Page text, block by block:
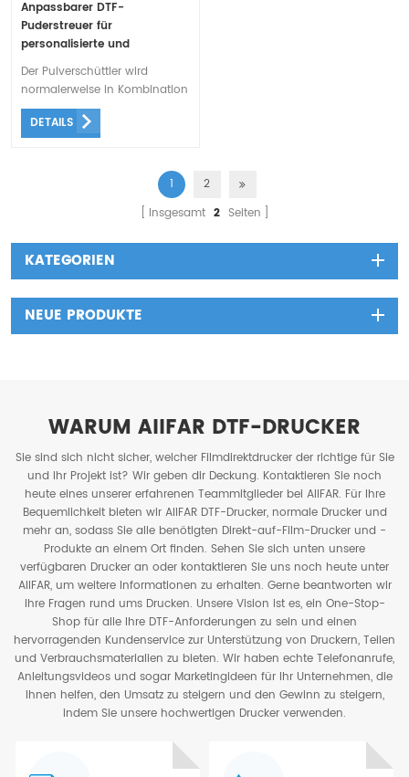
Anpassbarer DTF-
Puderstreuer für
personalisierte und
einzigartige Drucke
Der Pulverschüttler wird
normalerweise in Kombination
mit einem DTF-Drucker und
einer Heißpresse verwendet,
DETAILS
1
2
Insgesamt 2 Seiten
KATEGORIEN
NEUE PRODUKTE
WARUM AIIFAR DTF-DRUCKER
Sie sind sich nicht sicher, welcher Filmdirektdrucker der richtige für Sie
und Ihr Projekt ist? Wir geben dir Deckung. Kontaktieren Sie noch
heute eines unserer erfahrenen Teammitglieder bei AIIFAR. Für Ihre
Bequemlichkeit bieten wir AIIFAR DTF-Drucker, normale Drucker und
mehr an, sodass Sie alle benötigten Direkt-auf-Film-Drucker und -
Produkte an einem Ort finden. Sehen Sie sich unten unsere
verfügbaren Drucker an oder kontaktieren Sie uns noch heute unter
AIIFAR, um weitere Informationen zu erhalten. Gerne beantworten wir
Ihre Fragen rund ums Drucken. Unsere Vision ist es, ein One-Stop-
Shop für alle Ihre DTF-Anforderungen zu sein und einen
hervorragenden Kundenservice zur Unterstützung von Druckern, Teilen
und Verbrauchsmaterialien zu bieten. Wir haben echte Telefonanrufe,
Anleitungsvideos und sogar Marketingideen für Ihr Unternehmen, die
Ihnen helfen, den Umsatz zu steigern und den Gewinn zu steigern,
indem Sie unsere hochwertigen Drucker verwenden.